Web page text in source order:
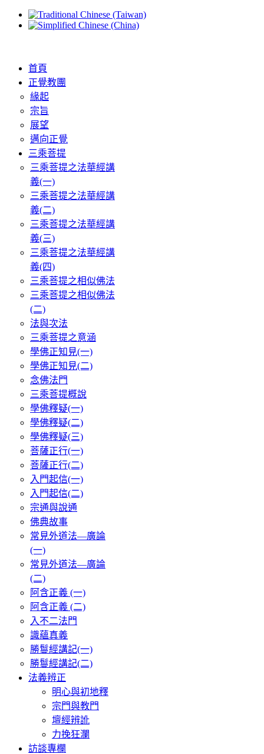
首頁
正覺教團
緣起
宗旨
展望
邁向正覺
三乘菩提
三乘菩提之法華經講
義(一)
三乘菩提之法華經講
義(二)
三乘菩提之法華經講
義(三)
三乘菩提之法華經講
義(四)
三乘菩提之相似佛法
三乘菩提之相似佛法
(二)
法與次法
三乘菩提之意涵
學佛正知見(一)
學佛正知見(二)
念佛法門
三乘菩提概說
學佛釋疑(一)
學佛釋疑(二)
學佛釋疑(三)
菩薩正行(一)
菩薩正行(二)
入門起信(一)
入門起信(二)
宗通與說通
佛典故事
常見外道法—廣論
(一)
常見外道法—廣論
(二)
阿含正義 (一)
阿含正義 (二)
入不二法門
識蘊真義
勝鬘經講記(一)
勝鬘經講記(二)
法義辨正
明心與初地釋
宗門與教門
壇經辨訛
力挽狂瀾
訪談專欄